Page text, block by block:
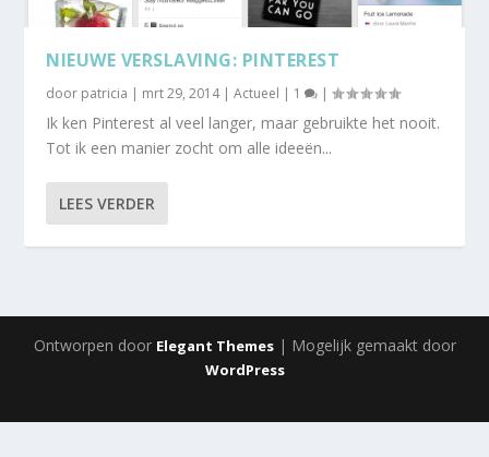
NIEUWE VERSLAVING: PINTEREST
door patricia | mrt 29, 2014|Actueel | 1 |
Ik ken Pinterest al veel langer, maar gebruikte het nooit.
Tot ik een manier zocht om alle ideeën...
LEES VERDER
Ontworpen door Elegant Themes| Mogelijk gemaakt door
WordPress